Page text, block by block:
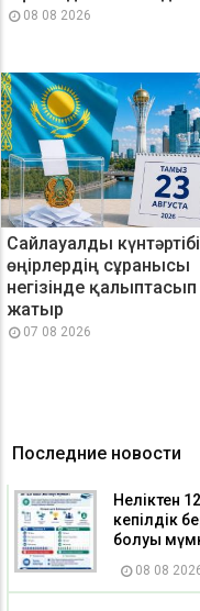
08 08 2026
Сайлауалды күнтәртібі
өңірлердің сұранысы
негізінде қалыптасып
жатыр
07 08 2026
Последние новости
Неліктен
кепілдік
болуы
08 08